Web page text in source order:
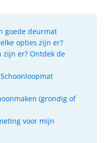
goede deurmat
opties zijn er?
er? Ontdek de
(grondig of
voor mijn